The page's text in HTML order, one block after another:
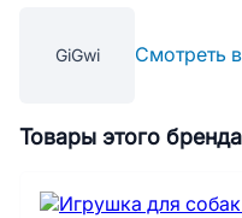
GiGwi Смотреть
Товары этого бренда